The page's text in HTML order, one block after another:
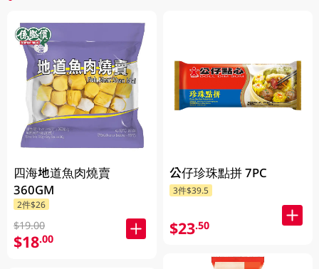
四海地道魚肉燒賣
360GM
2件$26
$19.00
$18.00
公仔珍珠點拼 7PC
3件$39.5
$23.50